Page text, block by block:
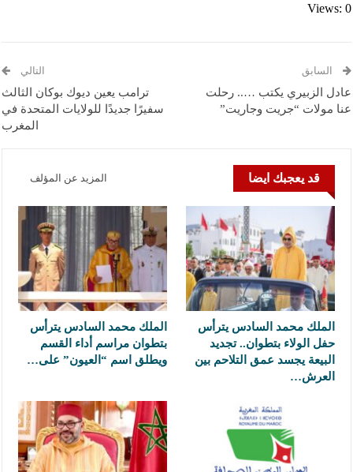
Views: 0
السابق
عادل الزبيري يكتب ….. رحلت
عنا مولات “جريت وجاريت”
التالي
ترامب يعين ديوك بوكان الثالث
سفيرًا جديدًا للولايات المتحدة في
المغرب
قد يعجبك ايضا المزيد عن المؤلف
الملك محمد السادس يترأس
حفل الولاء بتطوان.. تجديد
البيعة يجسد عمق التلاحم بين
العرش…
الملك محمد السادس يترأس
بتطوان مراسم أداء القسم
ويطلق اسم “العيون” على…